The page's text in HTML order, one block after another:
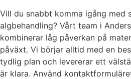
Vill du snabbt komma igång med
algbehandling? Vårt team i
kombinerar låg påverkan på
påväxt. Vi börjar alltid med en
tydlig plan och levererar ett
är klara. Använd